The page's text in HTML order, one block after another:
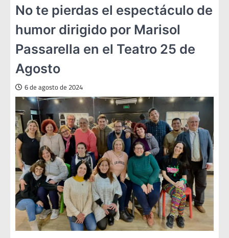
No te pierdas el espectáculo de
humor dirigido por Marisol
Passarella en el Teatro 25 de
Agosto
6 de agosto de 2024